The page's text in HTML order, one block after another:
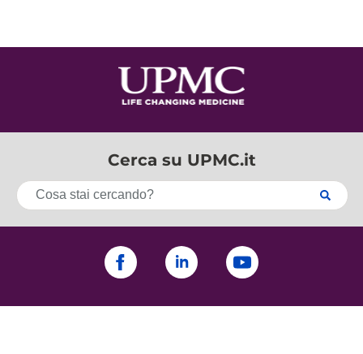
Cerca su UPMC.it